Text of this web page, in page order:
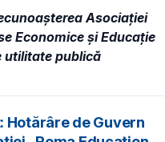
Asociației
Economice și Educație
utilitate publică
Hotărâre de Guvern